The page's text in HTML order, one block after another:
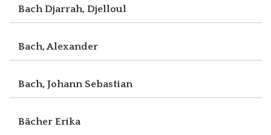
Bach Djarrah, Djelloul
Bach, Alexander
Bach, Johann Sebastian
Bächer Erika